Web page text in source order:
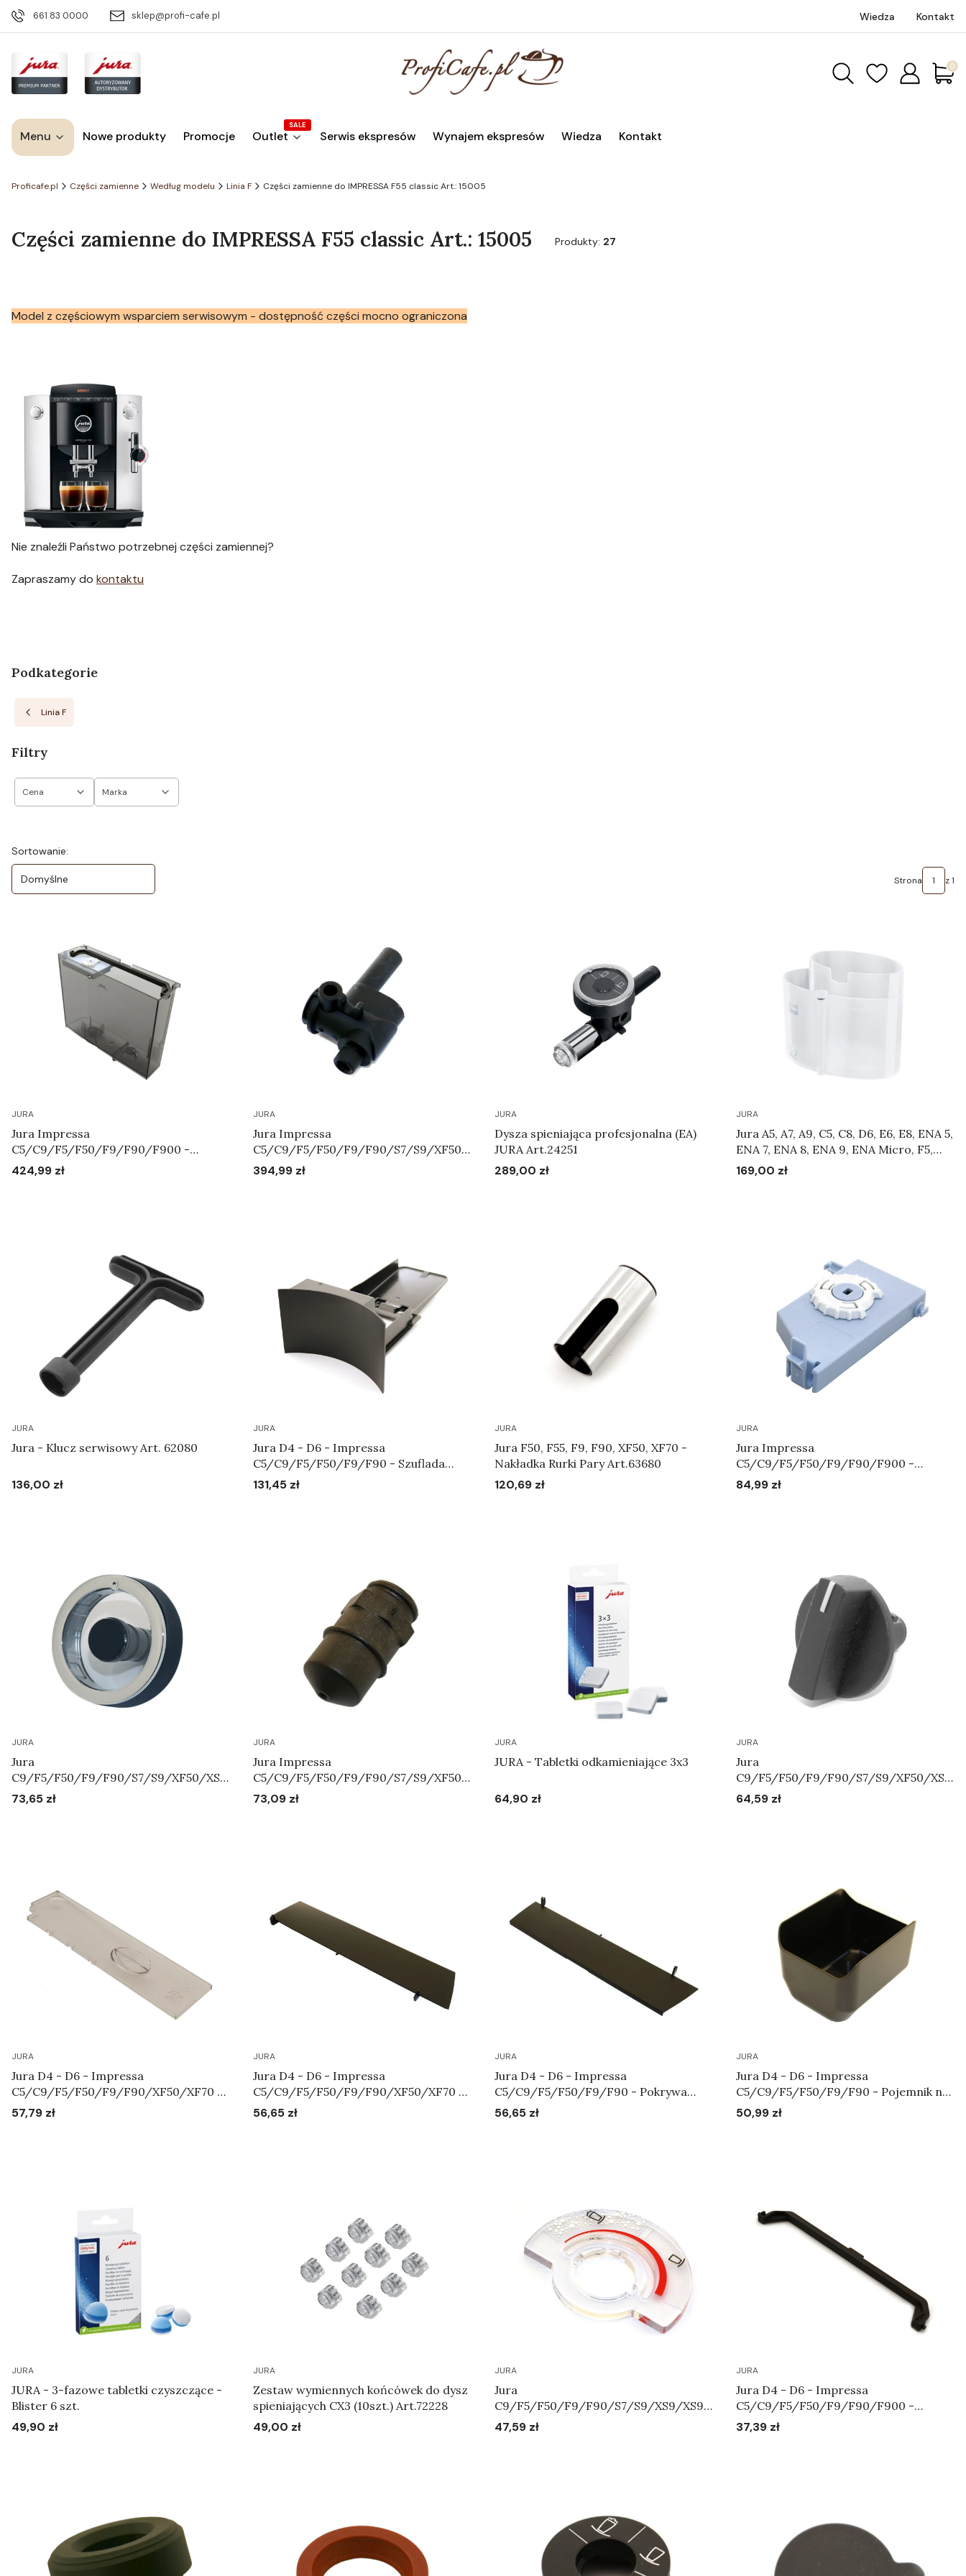
661 83 0000 sklep@profi-cafe.pl Wiedza Kontakt
Menu Nowe produkty Promocje Outlet
SALE
Serwis ekspresów Wynajem ekspresów Wiedza Kontakt
Proficafe.pl Części zamienne Według modelu Linia F Części zamienne do IMPRESSA F55 classic Art.: 15005
Części zamienne do IMPRESSA F55 classic Art.: 15005 Produkty: 27
Model z częściowym wsparciem serwisowym - dostępność części mocno ograniczona
Nie znaleźli Państwo potrzebnej części zamiennej?
Zapraszamy do kontaktu
Podkategorie
Linia F
Filtry
Cena Marka
Lista produktów
Sortowanie:
Domyślne Strona z 1
JURA
Jura Impressa
C5/C9/F5/F50/F9/F90/F900 -
Zbiornik na wodę Art.69101
Cena
424,99 zł
JURA
Jura Impressa
C5/C9/F5/F50/F9/F90/S7/S9/XF50/
XS9/XS90/XS95 - Korpus systemu
Cena
394,99 zł
JURA
Dysza spieniająca profesjonalna (EA)
JURA Art.24251
Cena
289,00 zł
JURA
Jura A5, A7, A9, C5, C8, D6, E6, E8, ENA 5,
ENA 7, ENA 8, ENA 9, ENA Micro, F5,
GIGA 5, GIGA 6, J6, J90, S8, WE8 -
Cena
169,00 zł
JURA
Jura - Klucz serwisowy Art. 62080
Cena
136,00 zł
JURA
Jura D4 - D6 - Impressa
C5/C9/F5/F50/F9/F90 - Szuflada
pojemnika na fusy Art.61833
Cena
131,45 zł
JURA
Jura F50, F55, F9, F90, XF50, XF70 -
Nakładka Rurki Pary Art.63680
Cena
120,69 zł
JURA
Jura Impressa
C5/C9/F5/F50/F9/F90/F900 -
Uchwyt filtra niebieski Art.69235
Cena
84,99 zł
JURA
Jura
C9/F5/F50/F9/F90/S7/S9/XF50/XS9
/XS90/XS95 - Pokrętło regulatora
Cena
73,65 zł
JURA
Jura Impressa
C5/C9/F5/F50/F9/F90/S7/S9/XF50/
XS9/XS90/XS95 - Dysza Pary Art.63354
Cena
73,09 zł
JURA
JURA - Tabletki odkamieniające 3x3
Cena
64,90 zł
JURA
Jura
C9/F5/F50/F9/F90/S7/S9/XF50/XS9
/XS90/XS95 - Pokrętło regulatora
Cena
64,59 zł
JURA
Jura D4 - D6 - Impressa
C5/C9/F5/F50/F9/F90/XF50/XF70 -
Pokrywa chroniąca aromat Art.64115
Cena
57,79 zł
JURA
Jura D4 - D6 - Impressa
C5/C9/F5/F50/F9/F90/XF50/XF70 -
Pokrywa zbiornika na ziarna kawy
Cena
56,65 zł
JURA
Jura D4 - D6 - Impressa
C5/C9/F5/F50/F9/F90 - Pokrywa
zbiornika na wodę Art.61824
Cena
56,65 zł
JURA
Jura D4 - D6 - Impressa
C5/C9/F5/F50/F9/F90 - Pojemnik na
fusy Art.61832
Cena
50,99 zł
JURA
JURA - 3-fazowe tabletki czyszczące -
Blister 6 szt.
Cena
49,90 zł
JURA
Zestaw wymiennych końcówek do dysz
spieniających CX3 (10szt.) Art.72228
Cena
49,00 zł
JURA
Jura
C9/F5/F50/F9/F90/S7/S9/XS9/XS90
/XS95- Tarcza ze skalą Art.71056
Cena
47,59 zł
JURA
Jura D4 - D6 - Impressa
C5/C9/F5/F50/F9/F90/F900 -
Uchwyt zbiornika na wodę Art.61830
Cena
37,39 zł